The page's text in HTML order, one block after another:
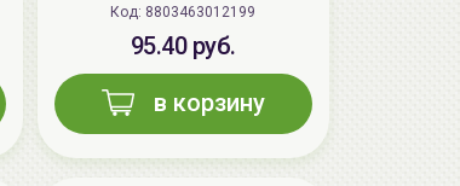
Код: 8803463012199
95.40 руб.
в корзину